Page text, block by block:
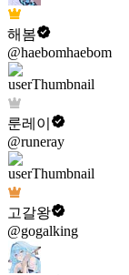
해봄
@haebomhaebom
룬레이
@runeray
고갈왕
@gogalking